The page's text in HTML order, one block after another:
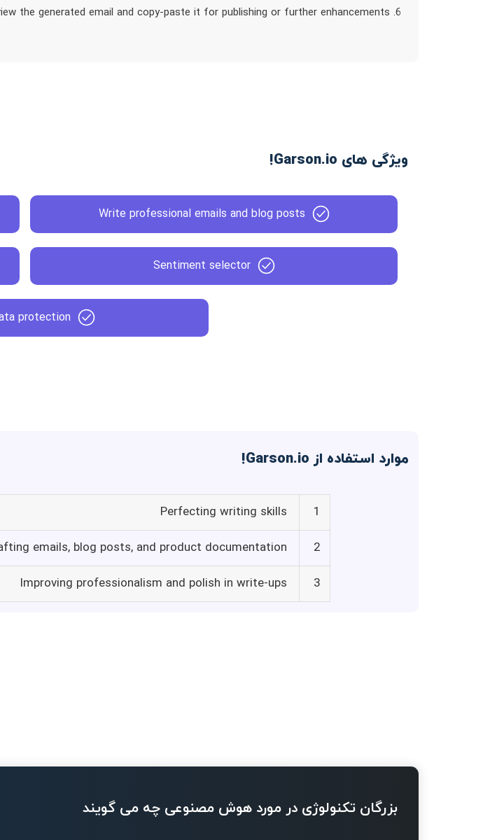
6. Review the generated email and copy-paste it for publishing or further enhancements
ویژگی های Garson.io!
Write professional emails and blog posts
Sentiment selector
protection
موارد استفاده از Garson.io!
1
Perfecting writing skills
2
emails, blog posts, and product documentation
3
Improving professionalism and polish in write-ups
بزرگان تکنولوژی در مورد هوش مصنوعی چه می گویند